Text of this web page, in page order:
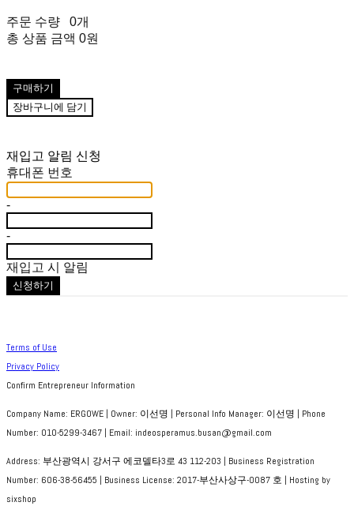
주문 수량
0개
총 상품 금액 0원
구매하기
장바구니에 담기
재입고 알림 신청
휴대폰 번호
-
-
재입고 시 알림
신청하기
Terms of Use
Privacy Policy
Confirm Entrepreneur Information
Company Name: ERGOWE | Owner: 이선명 | Personal Info Manager: 이선명 | Phone
Number: 010-5299-3467 | Email: indeosperamus.busan@gmail.com
Address: 부산광역시 강서구 에코델타3로 43 112-203 | Business Registration
Number: 606-38-56455 | Business License: 2017-부산사상구-0087 호 | Hosting by
sixshop